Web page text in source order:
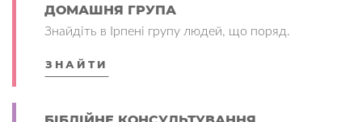
ДОМАШНЯ ГРУПА
Знайдіть в Ірпені групу людей, що поряд.
ЗНАЙТИ